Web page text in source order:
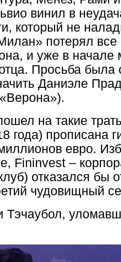
винил в
который не
потерял
и уже в начале
Просьба была
Даниэле
на такие
года) прописана
евро.
Fininvest –
отказался бы
чудовищный
Тэчаубол,